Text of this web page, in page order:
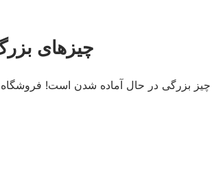
چیزهای
چیز بزرگی در حال آماده شدن است!